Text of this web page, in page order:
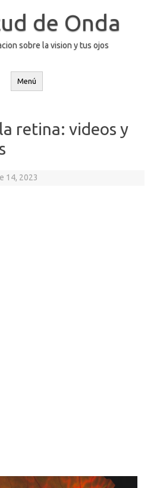
de Onda
sobre la vision y tus ojos
Menú
retina: videos y
14, 2023